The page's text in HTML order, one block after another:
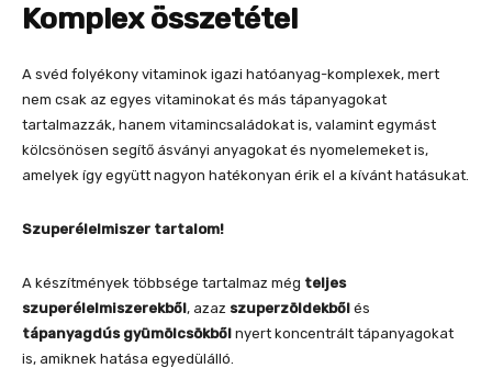
Komplex összetétel
A svéd folyékony vitaminok igazi hatóanyag-komplexek, mert
nem csak az egyes vitaminokat és más tápanyagokat
tartalmazzák, hanem vitamincsaládokat is, valamint egymást
kölcsönösen segítő ásványi anyagokat és nyomelemeket is,
amelyek így együtt nagyon hatékonyan érik el a kívánt hatásukat.
Szuperélelmiszer tartalom!
A készítmények többsége tartalmaz még teljes
szuperélelmiszerekből, azaz szuperzöldekből és
tápanyagdús gyümölcsökből nyert koncentrált tápanyagokat
is, amiknek hatása egyedülálló.